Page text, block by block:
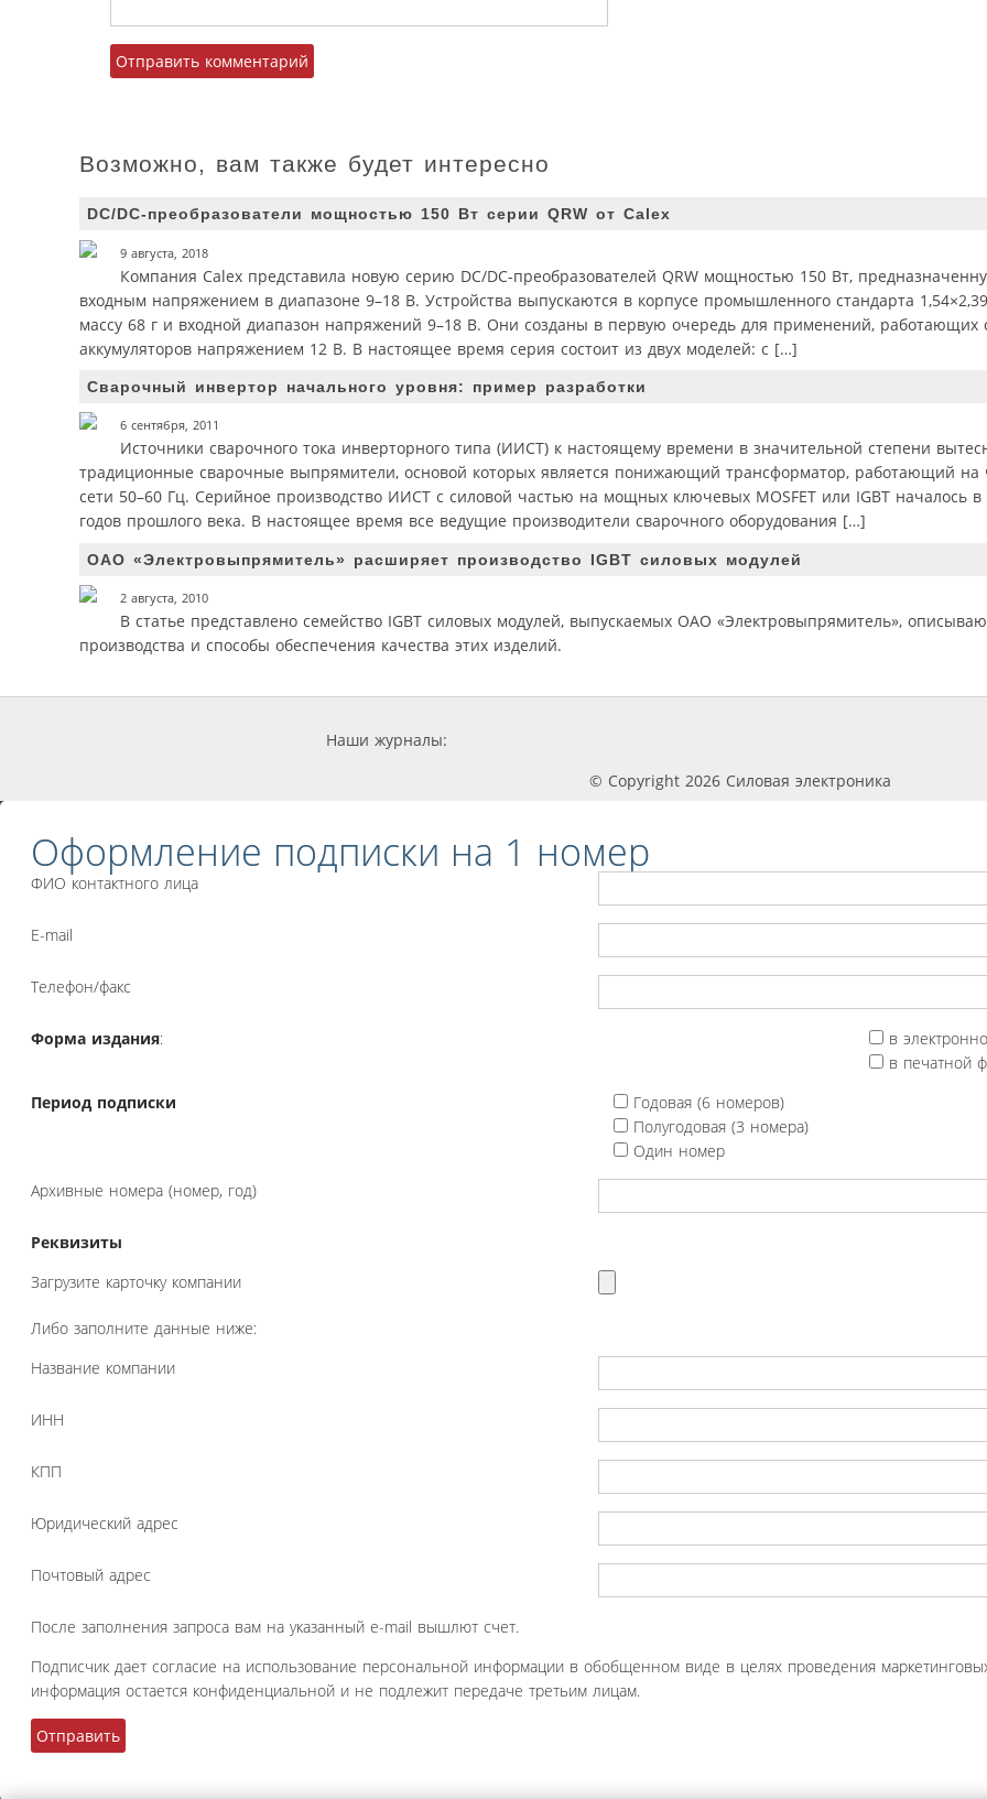
Возможно, вам также будет интересно
DC/DC-преобразователи мощностью 150 Вт серии QRW от Calex
9 августа, 2018
Компания Calex представила новую серию DC/DC-преобразователей QRW мощностью 150 Вт,
входным напряжением в диапазоне 9–18 В. Устройства выпускаются в корпусе промышленного стандарта
массу 68 г и входной диапазон напряжений 9–18 В. Они созданы в первую очередь для применений, работающих
аккумуляторов напряжением 12 В. В настоящее время серия состоит из двух моделей: с […]
Сварочный инвертор начального уровня: пример разработки
6 сентября, 2011
Источники сварочного тока инверторного типа (ИИСТ) к настоящему времени в значительной степени
традиционные сварочные выпрямители, основой которых является понижающий трансформатор, работающий на
сети 50–60 Гц. Серийное производство ИИСТ с силовой частью на мощных ключевых MOSFET или IGBT началось в
годов прошлого века. В настоящее время все ведущие производители сварочного оборудования […]
ОАО «Электровыпрямитель» расширяет производство IGBT силовых модулей
2 августа, 2010
В статье представлено семейство IGBT силовых модулей, выпускаемых ОАО «Электровыпрямитель»,
производства и способы обеспечения качества этих изделий.
Наши журналы:
© Copyright 2026 Силовая электроника
Оформление подписки на 1 номер
ФИО контактного лица
E-mail
Телефон/факс
Форма издания:
в
в печатной
Период подписки
Годовая (6 номеров)
Полугодовая (3 номера)
Один номер
Архивные номера (номер, год)
Реквизиты
Загрузите карточку компании
Либо заполните данные ниже:
Название компании
ИНН
КПП
Юридический адрес
Почтовый адрес
После заполнения запроса вам на указанный e-mail вышлют счет.
Подписчик дает согласие на использование персональной информации в обобщенном виде в целях проведения
информация остается конфиденциальной и не подлежит передаче третьим лицам.